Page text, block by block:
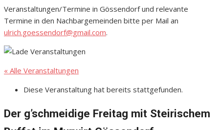
Veranstaltungen/Termine in Gössendorf und relevante
Termine in den Nachbargemeinden bitte per Mail an
ulrich.goessendorf@gmail.com.
« Alle Veranstaltungen
Diese Veranstaltung hat bereits stattgefunden.
Der g’schmeidige Freitag mit Steirischem